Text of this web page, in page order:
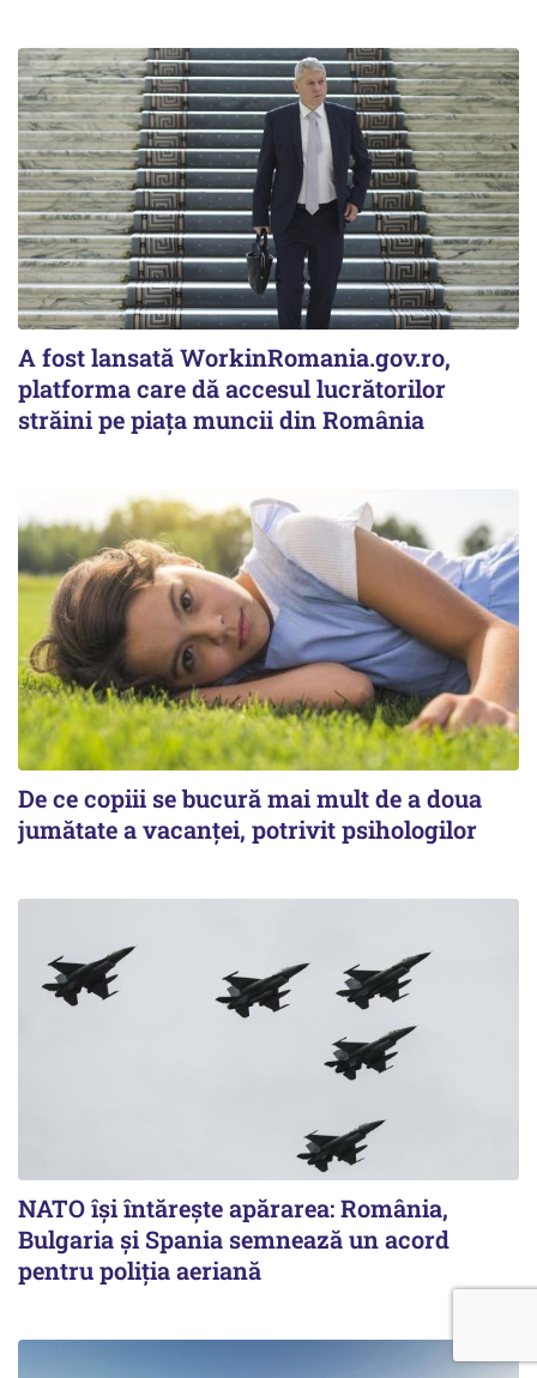
A fost lansată WorkinRomania.gov.ro,
platforma care dă accesul lucrătorilor
străini pe piața muncii din România
De ce copiii se bucură mai mult de a doua
jumătate a vacanței, potrivit psihologilor
NATO își întărește apărarea: România,
Bulgaria și Spania semnează un acord
pentru poliția aeriană